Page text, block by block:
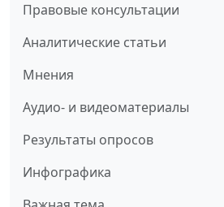
Правовые консультации
Аналитические статьи
Мнения
Аудио- и видеоматериалы
Результаты опросов
Инфографика